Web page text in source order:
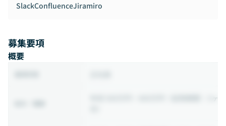
SlackConfluenceJiramiro
募集要項
概要
（試用期間：3ヶ